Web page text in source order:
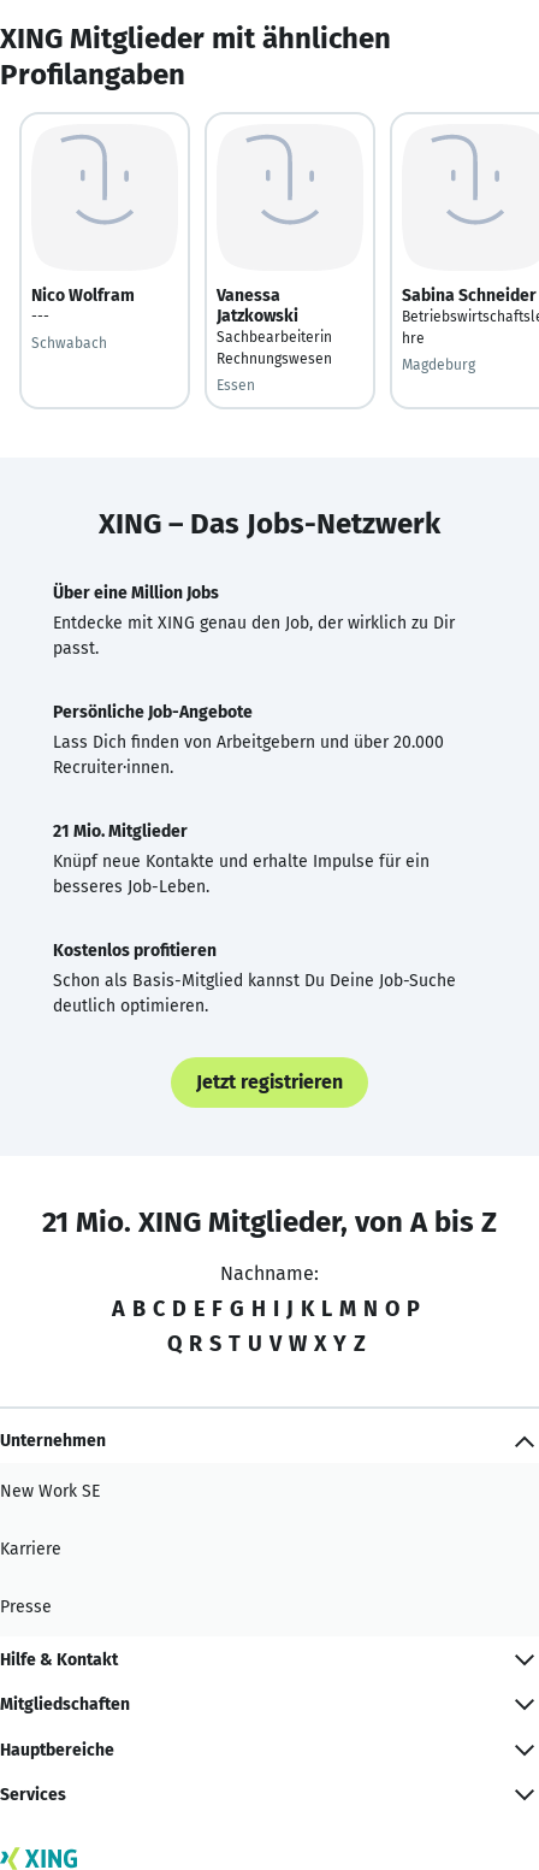
XING Mitglieder mit ähnlichen
Profilangaben
Nico Wolfram
---
Schwabach
Vanessa
Jatzkowski
Sachbearbeiterin
Rechnungswesen
Essen
Sabina Schneider
hre
Magdeburg
XING – Das Jobs-Netzwerk
Über eine Million Jobs
Entdecke mit XING genau den Job, der wirklich zu Dir
passt.
Persönliche Job-Angebote
Lass Dich finden von Arbeitgebern und über 20.000
Recruiter·innen.
21 Mio. Mitglieder
Knüpf neue Kontakte und erhalte Impulse für ein
besseres Job-Leben.
Kostenlos profitieren
Schon als Basis-Mitglied kannst Du Deine Job-Suche
deutlich optimieren.
Jetzt registrieren
21 Mio. XING Mitglieder, von A bis Z
Nachname:
A B C D E F G H I J K L M N O P
Q R S T U V W X Y Z
Unternehmen
New Work SE
Karriere
Presse
Hilfe & Kontakt
Mitgliedschaften
Hauptbereiche
Services